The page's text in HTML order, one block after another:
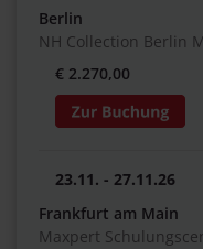
Berlin
NH Collection Berlin
€ 2.270,00
23.11. - 27.11.26
Frankfurt am Main
Maxpert